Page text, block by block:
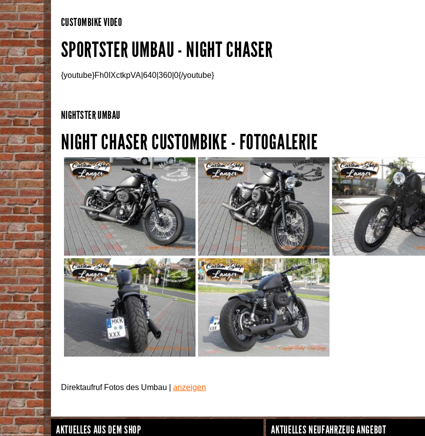
CUSTOMBIKE VIDEO
SPORTSTER UMBAU - NIGHT CHASER
{youtube}Fh0IXctkpVA|640|360|0{/youtube}
NIGHTSTER UMBAU
NIGHT CHASER CUSTOMBIKE - FOTOGALERIE
Direktaufruf Fotos des Umbau | anzeigen
AKTUELLES AUS DEM SHOP AKTUELLES NEUFAHRZEUG ANGEBOT